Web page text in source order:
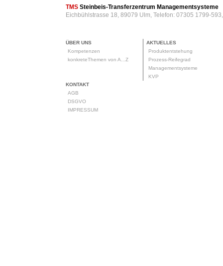
TMS Steinbeis-Transferzentrum Managementsysteme
Eichbühlstrasse 18, 89079 Ulm, Telefon: 07305 1799-
ÜBER UNS
Kompetenzen
konkreteThemen von A...Z
AKTUELLES
Produktentstehung
Prozess-Reifegrad
Managementsysteme
KVP
KONTAKT
AGB
DSGVO
IMPRESSUM